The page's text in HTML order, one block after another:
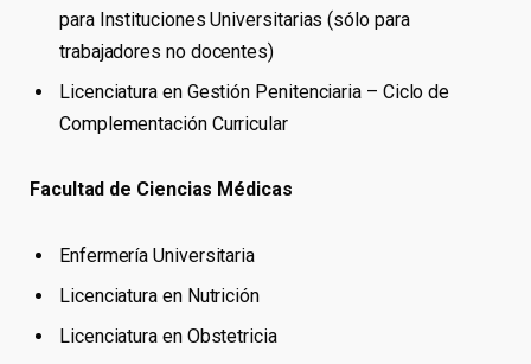
para Instituciones Universitarias (sólo para
trabajadores no docentes)
Licenciatura en Gestión Penitenciaria – Ciclo de
Complementación Curricular
Facultad de Ciencias Médicas
Enfermería Universitaria
Licenciatura en Nutrición
Licenciatura en Obstetricia